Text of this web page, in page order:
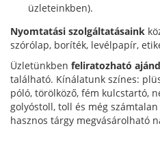
üzleteinkben).
Nyomtatási szolgáltatásaink
szórólap, boríték, levélpapír,
Üzletünkben feliratozható
található. Kínálatunk színes:
póló, törölköző, fém kulcstartó,
golyóstoll, toll és még
hasznos tárgy megvásárolható